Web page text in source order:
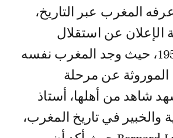
المغرب عبر التاريخ،
عن استقلال
المغرب سنة1956، حيث وجد المغرب نفسه
الموروثة عن مرحلة
شاهد من أهلها، أستاذ
والخبير في تاريخ المغرب،